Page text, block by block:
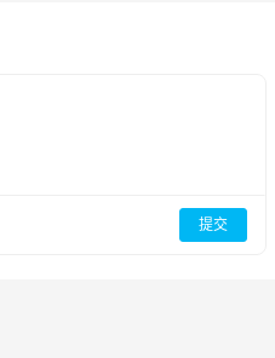
提交